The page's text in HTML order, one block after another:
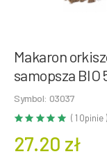
Makaron
samopsza BIO
Symbol: 03037
( 1 Opinie )
27.20 zł